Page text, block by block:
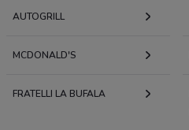
AUTOGRILL
MCDONALD'S
FRATELLI LA BUFALA